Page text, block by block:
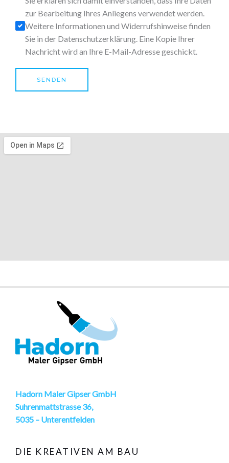
zur Bearbeitung Ihres Anliegens verwendet werden.
Weitere Informationen und Widerrufshinweise finden
Sie in der Datenschutzerklärung. Eine Kopie Ihrer
Nachricht wird an Ihre E-Mail-Adresse geschickt.
SENDEN
Hadorn Maler Gipser GmbH
Suhrenmattstrasse 36,
5035 – Unterentfelden
DIE KREATIVEN AM BAU